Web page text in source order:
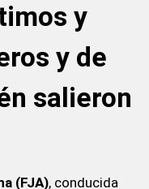
y
y de
salieron
(FJA), conducida